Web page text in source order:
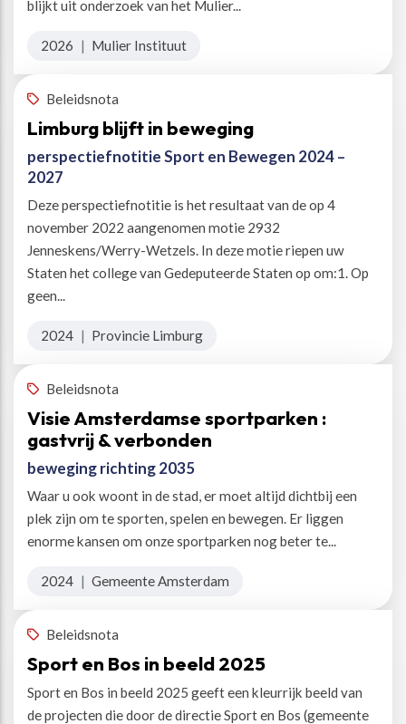
blijkt uit onderzoek van het Mulier...
2026 | Mulier Instituut
Beleidsnota
Limburg blijft in beweging
perspectiefnotitie Sport en Bewegen 2024 –
2027
Deze perspectiefnotitie is het resultaat van de op 4
november 2022 aangenomen motie 2932
Jenneskens/Werry-Wetzels. In deze motie riepen uw
Staten het college van Gedeputeerde Staten op om:1. Op
geen...
2024 | Provincie Limburg
Beleidsnota
Visie Amsterdamse sportparken :
gastvrij & verbonden
beweging richting 2035
Waar u ook woont in de stad, er moet altijd dichtbij een
plek zijn om te sporten, spelen en bewegen. Er liggen
enorme kansen om onze sportparken nog beter te...
2024 | Gemeente Amsterdam
Beleidsnota
Sport en Bos in beeld 2025
Sport en Bos in beeld 2025 geeft een kleurrijk beeld van
de projecten die door de directie Sport en Bos (gemeente